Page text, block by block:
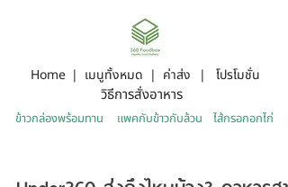
Home | เมนูทั้งหมด | ค่าส่ง | โปรโมชั่น
วิธีการสั่งอาหาร
ข้าวกล่องพร้อมทาน แพคกับข้าวกับล้วน ไส้กรอกอกไก่